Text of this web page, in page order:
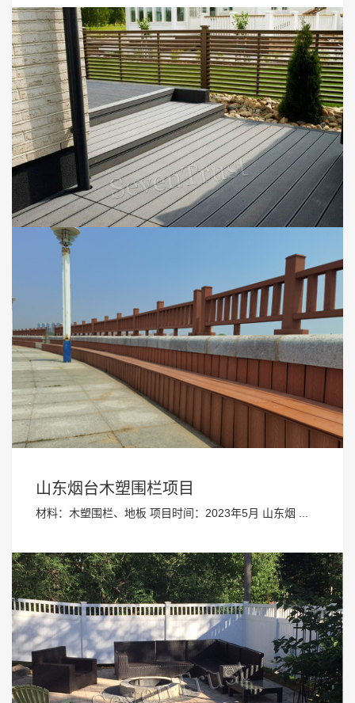
山东烟台木塑围栏项目
材料：木塑围栏、地板 项目时间：2023年5月 山东烟 ...